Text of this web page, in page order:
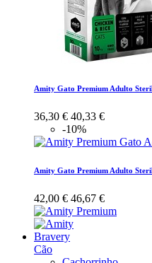
Amity Gato Premium Adulto
36,30 € 40,33 €
-10%
Amity Gato Premium Adulto
42,00 € 46,67 €
Bravery
Cão